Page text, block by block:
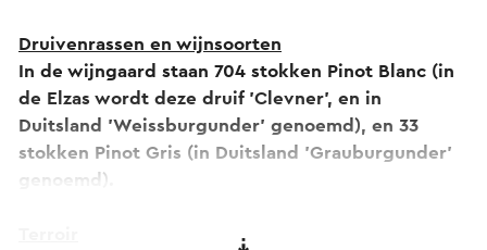
Druivenrassen en wijnsoorten
In de wijngaard staan 704 stokken Pinot Blanc (in
de Elzas wordt deze druif 'Clevner', en in
Duitsland 'Weissburgunder' genoemd), en 33
stokken Pinot Gris (in Duitsland 'Grauburgunder'
genoemd).